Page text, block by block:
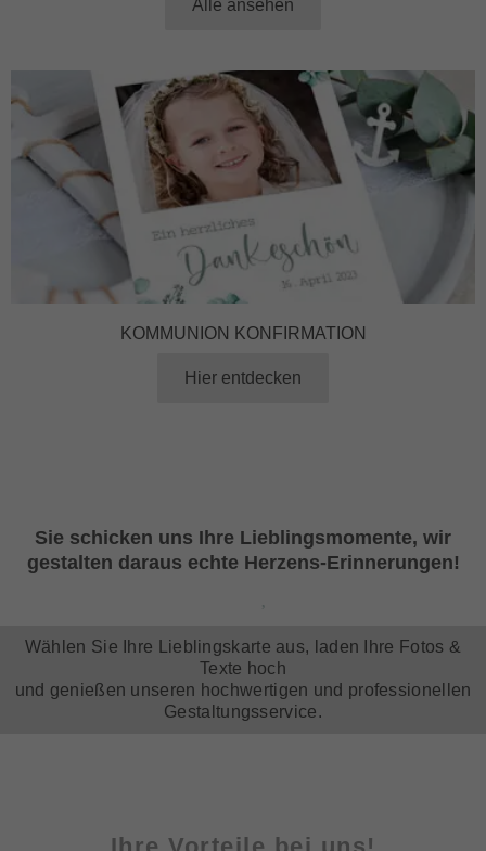
Alle ansehen
KOMMUNION KONFIRMATION
Hier entdecken
Sie schicken uns Ihre Lieblingsmomente, wir
gestalten daraus echte Herzens-Erinnerungen!
Wählen Sie Ihre Lieblingskarte aus, laden Ihre Fotos &
Texte hoch
und genießen unseren hochwertigen und professionellen
Gestaltungsservice.